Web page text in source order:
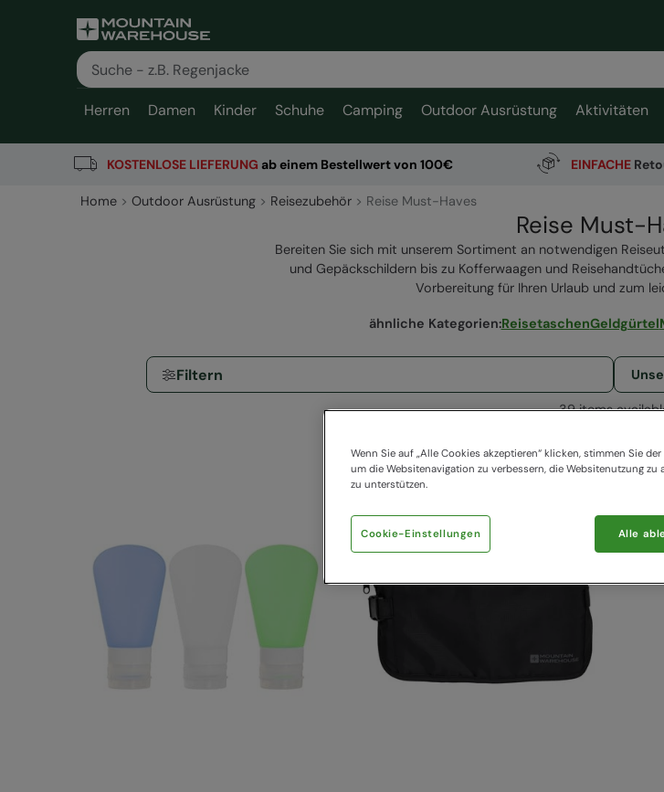
Herren Damen Kinder Schuhe Camping Outdoor Ausrüstung Aktivitäten
KOSTENLOSE LIEFERUNG ab einem Bestellwert von 100€ EINFACHE
Home Outdoor Ausrüstung Reisezubehör Reise Must-Haves
Reise Must-
Bereiten Sie sich mit unserem Sortiment an notwendigen
und Gepäckschildern bis zu Kofferwaagen und
Vorbereitung für Ihren Urlaub und zum
ähnliche Kategorien:ReisetaschenGeldgürtel
Filtern
39 items
Wenn Sie auf „Alle Cookies akzeptieren“ klicken, stimmen Sie
um die Websitenavigation zu verbessern, die Websitenutzung
zu unterstützen.
Cookie-Einstellungen Alle